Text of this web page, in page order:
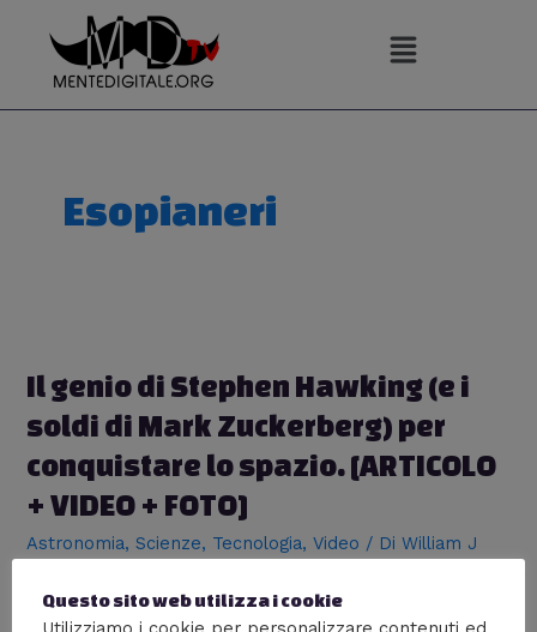
contenuto
Esopianeri
Il genio di Stephen Hawking (e i
soldi di Mark Zuckerberg) per
conquistare lo spazio. [ARTICOLO
+ VIDEO + FOTO]
Astronomia,Scienze, Tecnologia,Video / DiWilliam J
intelligente) con i soldi degli uomini più ricchi, per
Questo sito web utilizza i cookie